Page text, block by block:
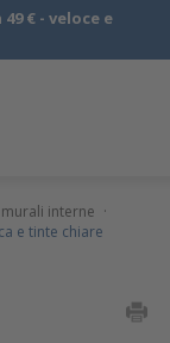
€ - veloce e
interne ·
e tinte chiare